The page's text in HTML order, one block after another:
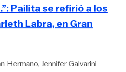
Pailita se refirió a los
Labra, en Gran
Hermano Jennifer Galvarini